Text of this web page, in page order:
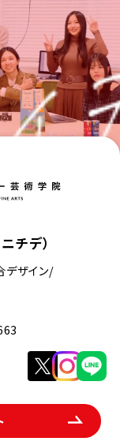
チデ）
デザイン/